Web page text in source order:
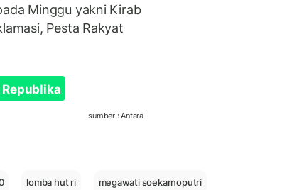
Minggu yakni Kirab
Pesta Rakyat
sumber : Antara
lomba hut ri megawati soekarnoputri